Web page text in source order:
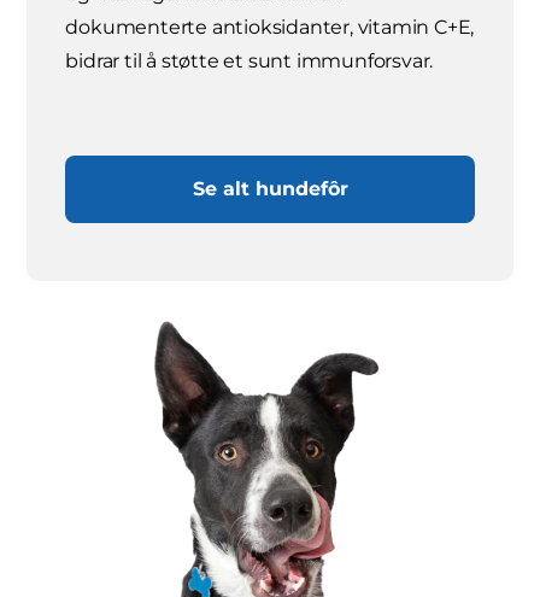
dokumenterte antioksidanter, vitamin C+E,
bidrar til å støtte et sunt immunforsvar.
Se alt hundefôr